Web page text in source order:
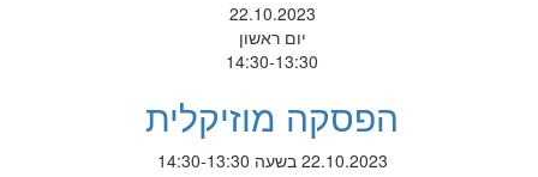
22.10.2023
יום ראשון
14:30-13:30
הפסקה מוזיקלית
22.10.2023 בשעה 14:30-13:30